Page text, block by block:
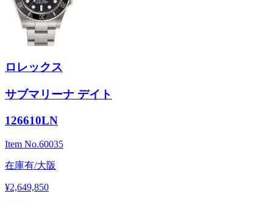
ロレックス
サブマリーナ デイト
126610LN
Item No.60035
在庫有/大阪
¥2,649,850